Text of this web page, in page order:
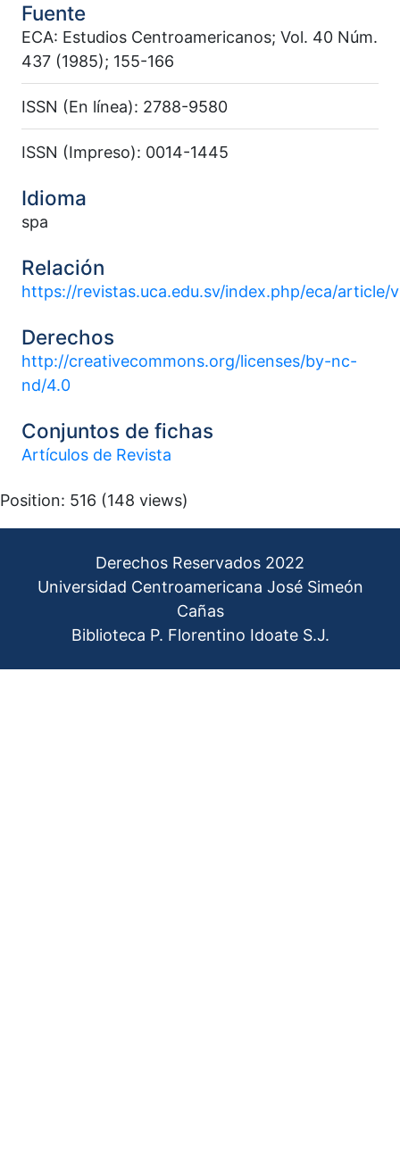
Fuente
ECA: Estudios Centroamericanos; Vol. 40 Núm.
437 (1985); 155-166
ISSN (En línea): 2788-9580
ISSN (Impreso): 0014-1445
Idioma
spa
Relación
https://revistas.uca.edu.sv/index.php/eca/article/
Derechos
http://creativecommons.org/licenses/by-nc-
nd/4.0
Conjuntos de fichas
Artículos de Revista
Position: 516 (148 views)
Derechos Reservados 2022
Universidad Centroamericana José Simeón
Cañas
Biblioteca P. Florentino Idoate S.J.